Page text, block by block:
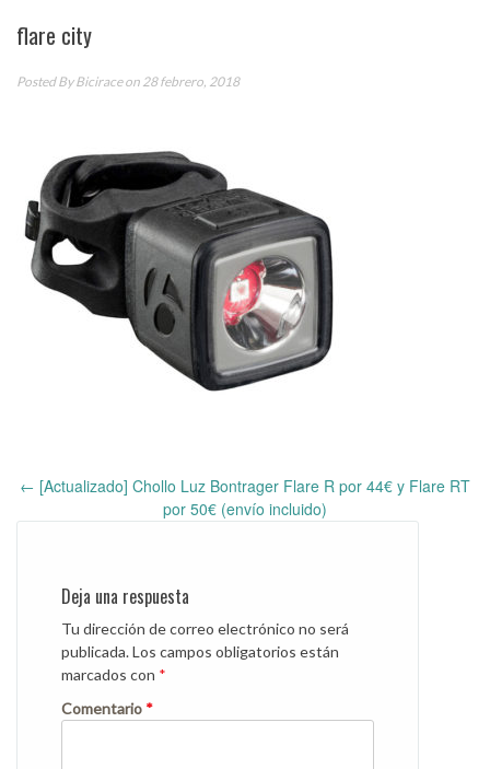
flare city
Posted ByBiciraceon 28 febrero, 2018
navigation
← [Actualizado] Chollo Luz Bontrager Flare R por 44€ y Flare RT
por 50€ (envío incluido)
Deja una respuesta
Tu dirección de correo electrónico no será
publicada.Los campos obligatorios están
marcados con *
Comentario *